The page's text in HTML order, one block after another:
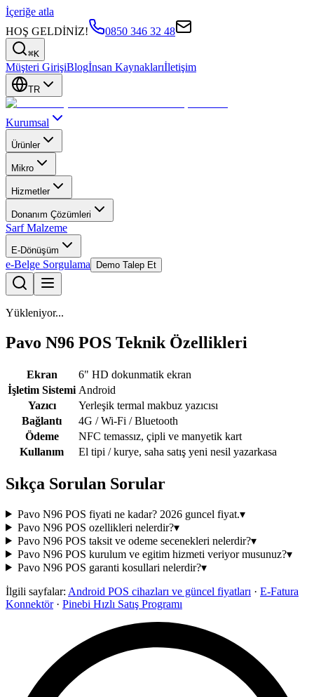
İçeriğe atla
HOŞ GELDİNİZ!
0850 346 32 48
⌘K
Müşteri GirişiBlogİnsan Kaynaklarıİletişim
TR
Kurumsal
Ürünler
Mikro
Hizmetler
Donanım Çözümleri
Sarf Malzeme
E-Dönüşüm
e-Belge Sorgulama Demo Talep Et
Yükleniyor...
Pavo N96 POS Teknik Özellikleri
Ekran
6" HD dokunmatik ekran
İşletim Sistemi Android
Yazıcı
Yerleşik termal makbuz yazıcısı
Bağlantı
4G / Wi-Fi / Bluetooth
Ödeme
NFC temassız, çipli ve manyetik kart
Kullanım
El tipi / kurye, saha satış yeni nesil yazarkasa
Sıkça Sorulan Sorular
Pavo N96 POS fiyati ne kadar? 2026 guncel fiyat.▾
Pavo N96 POS ozellikleri nelerdir?▾
Pavo N96 POS taksit ve odeme secenekleri nelerdir?▾
Pavo N96 POS kurulum ve egitim hizmeti veriyor musunuz?▾
Pavo N96 POS garanti kosullari nelerdir?▾
İlgili sayfalar: Android POS cihazları ve güncel fiyatları · E-Fatura
Konnektör· Pinebi Hızlı Satış Programı